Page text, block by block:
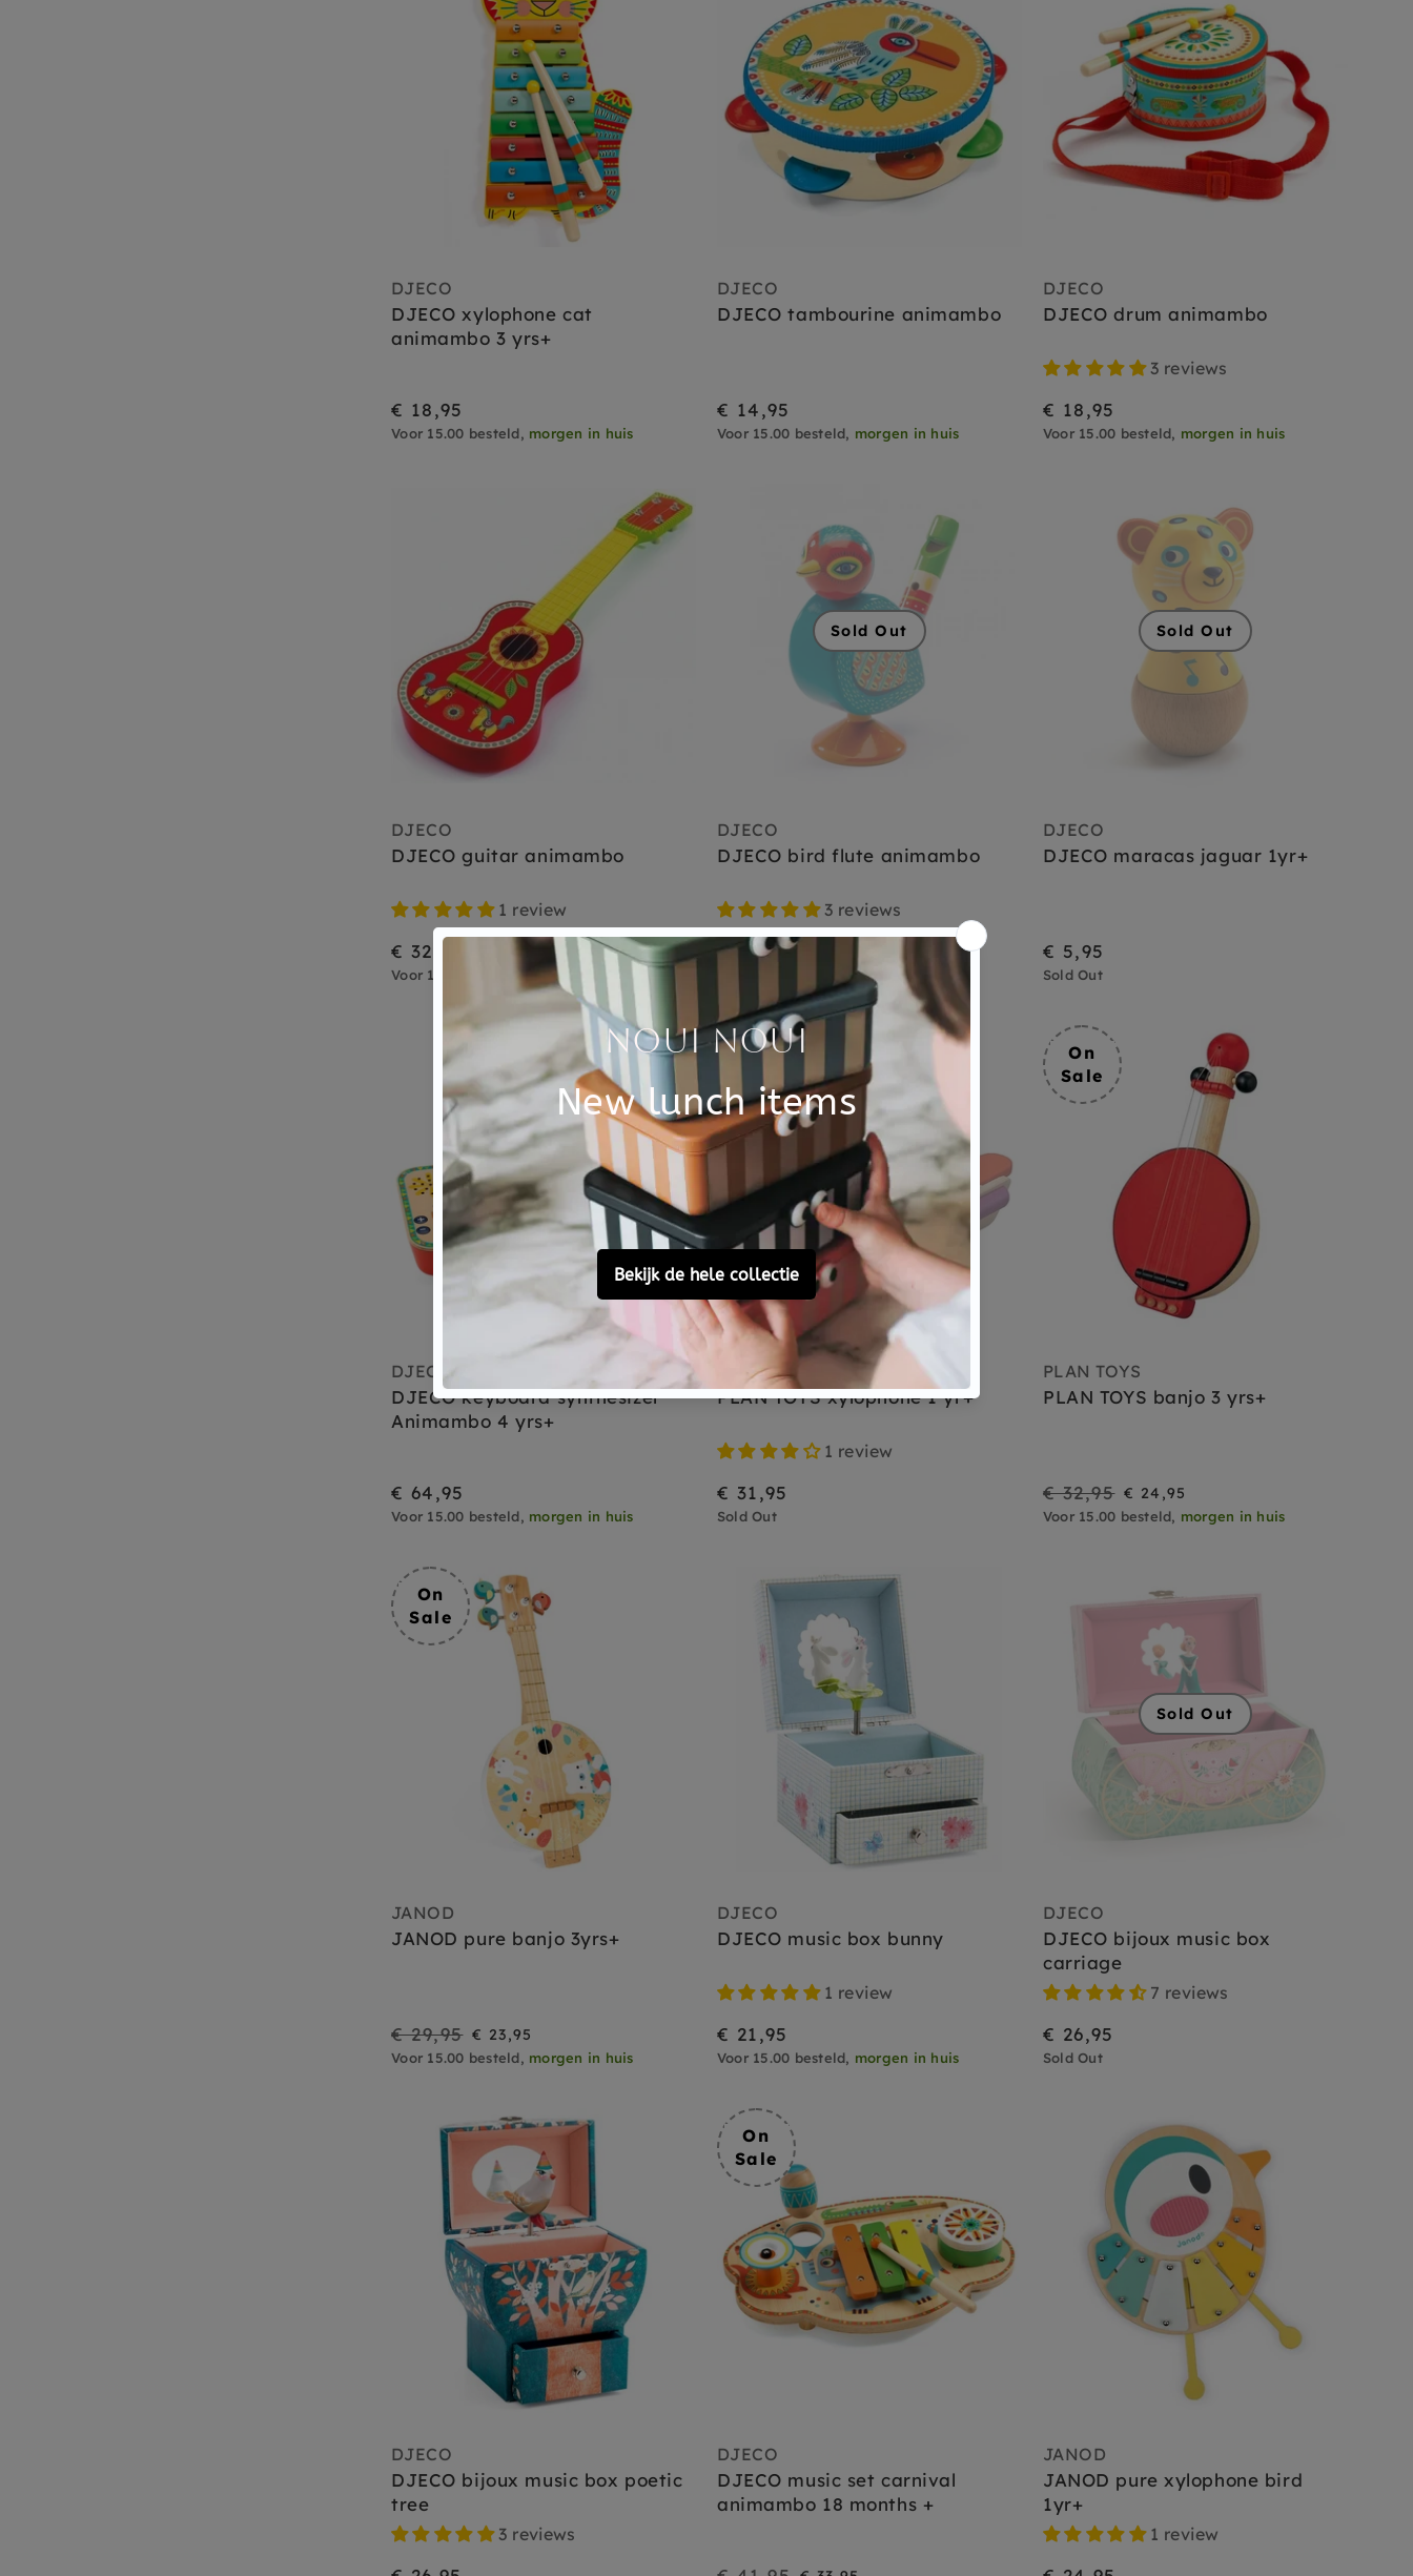
DJECO
DJECO xylophone cat
animambo 3 yrs+
€ 18,95
Voor 15.00 besteld, morgen in huis
DJECO
DJECO tambourine animambo
€ 14,95
Voor 15.00 besteld, morgen in huis
DJECO
DJECO drum animambo
3 reviews
€ 18,95
Voor 15.00 besteld, morgen in huis
DJECO
DJECO guitar animambo
1 review
€ 32,95
Voor 15.00 besteld,morgen in huis
Sold Out
DJECO
DJECO bird flute animambo
3 reviews
€ 6,95
Sold Out
DJECO
DJECO maracas jaguar 1yr+
€ 5,95
Sold Out
DJECO
DJECO keyboard synthesizer
Animambo 4 yrs+
€ 64,95
Voor 15.00 besteld, morgen in huis
Sold Out
PLAN TOYS
PLAN TOYS xylophone 1 yr+
1 review
€ 31,95
Sold Out
On
Sale
PLAN TOYS
PLAN TOYS banjo 3 yrs+
On
Sale
€ 24,95
Regular
price
€ 32,95
Voor 15.00 besteld, morgen in huis
On
Sale
JANOD
JANOD pure banjo 3yrs+
On
Sale
€ 23,95
Regular
price
€ 29,95
Voor 15.00 besteld, morgen in huis
DJECO
DJECO music box bunny
1 review
€ 21,95
Voor 15.00 besteld, morgen in huis
Sold Out
DJECO
DJECO bijoux music box
carriage
7 reviews
€ 26,95
Sold Out
DJECO
DJECO bijoux music box poetic
tree
3 reviews
On
Sale
DJECO
DJECO music set carnival
animambo 18 months +
JANOD
JANOD pure xylophone bird
1yr+
1 review